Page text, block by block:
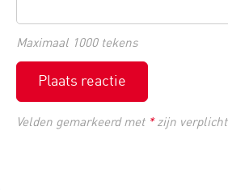
Maximaal 1000 tekens
Plaats reactie
Velden gemarkeerd met *zijn verplicht